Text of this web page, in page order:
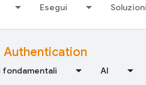
Esegui Soluzioni
Authentication
fondamentali AI